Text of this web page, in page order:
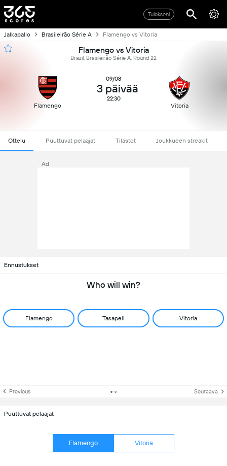
Tulokseni
Jalkapallo Brasileirão Série A Flamengo vs Vitoria
Flamengo vs Vitoria
Brazil, Brasileirão Série A, Round 22
Flamengo
09/08
3 päivää
22:30
Vitoria
Ottelu Puuttuvat pelaajat Tilastot Joukkueen streakit
Ad
Ennustukset
Who will win?
Flamengo Tasapeli Vitoria
Previous Seuraava
Puuttuvat pelaajat
Flamengo Vitoria